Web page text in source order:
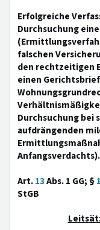
Erfolgreiche
Durchsuchung
falschen
den rechtzeitigen
einen
Durchsuchung bei
aufdrängenden
Anfangsverdachts).
Art.13Abs. 1 GG; §
StGB